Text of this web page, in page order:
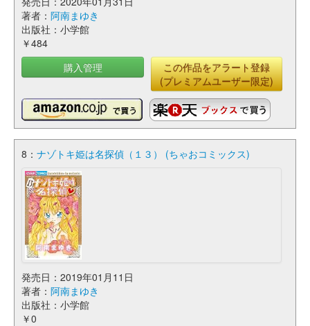
著者： 阿南まゆき
出版社：小学館
￥484
購入管理
この作品をアラート登録
(プレミアムユーザー限定)
8： ナゾトキ姫は名探偵（１３） (ちゃおコミックス)
発売日：2019年01月11日
著者： 阿南まゆき
出版社：小学館
￥0